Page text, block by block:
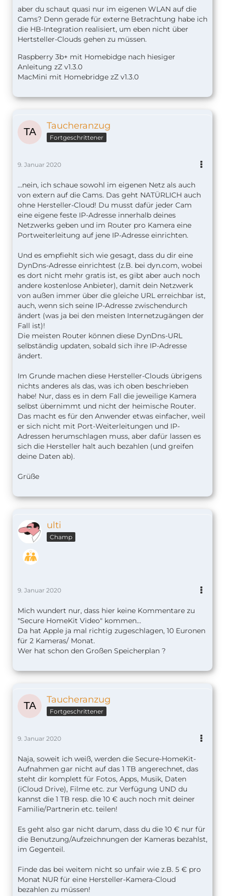
aber du schaut quasi nur im eigenen WLAN auf die
Cams? Denn gerade für externe Betrachtung habe ich
die HB-Integration realisiert, um eben nicht über
Hertsteller-Clouds gehen zu müssen.
Raspberry 3b+ mit Homebidge nach hiesiger
Anleitung zZ v1.3.0
MacMini mit Homebridge zZ v1.3.0
Taucheranzug
Fortgeschrittener
9. Januar 2020
...nein, ich schaue sowohl im eigenen Netz als auch
von extern auf die Cams. Das geht NATÜRLICH auch
ohne Hersteller-Cloud! Du musst dafür jeder Cam
eine eigene feste IP-Adresse innerhalb deines
Netzwerks geben und im Router pro Kamera eine
Portweiterleitung auf jene IP-Adresse einrichten.
Und es empfiehlt sich wie gesagt, dass du dir eine
DynDns-Adresse einrichtest (z.B. bei dyn.com, wobei
es dort nicht mehr gratis ist, es gibt aber auch noch
andere kostenlose Anbieter), damit dein Netzwerk
von außen immer über die gleiche URL erreichbar ist,
auch, wenn sich seine IP-Adresse zwischendurch
ändert (was ja bei den meisten Internetzugängen der
Fall ist)!
Die meisten Router können diese DynDns-URL
selbständig updaten, sobald sich ihre IP-Adresse
ändert.
Im Grunde machen diese Hersteller-Clouds übrigens
nichts anderes als das, was ich oben beschrieben
habe! Nur, dass es in dem Fall die jeweilige Kamera
selbst übernimmt und nicht der heimische Router.
Das macht es für den Anwender etwas einfacher, weil
er sich nicht mit Port-Weiterleitungen und IP-
Adressen herumschlagen muss, aber dafür lassen es
sich die Hersteller halt auch bezahlen (und greifen
deine Daten ab).
Grüße
ulti
Champ
9. Januar 2020
Mich wundert nur, dass hier keine Kommentare zu
"Secure HomeKit Video" kommen...
Da hat Apple ja mal richtig zugeschlagen, 10 Euronen
für 2 Kameras/ Monat.
Wer hat schon den Großen Speicherplan ?
Taucheranzug
Fortgeschrittener
9. Januar 2020
Naja, soweit ich weiß, werden die Secure-HomeKit-
Aufnahmen gar nicht auf das 1 TB angerechnet, das
steht dir komplett für Fotos, Apps, Musik, Daten
(iCloud Drive), Filme etc. zur Verfügung UND du
kannst die 1 TB resp. die 10 € auch noch mit deiner
Familie/Partnerin etc. teilen!
Es geht also gar nicht darum, dass du die 10 € nur für
die Benutzung/Aufzeichnungen der Kameras bezahlst,
im Gegenteil.
Finde das bei weitem nicht so unfair wie z.B. 5 € pro
Monat NUR für eine Hersteller-Kamera-Cloud
bezahlen zu müssen!